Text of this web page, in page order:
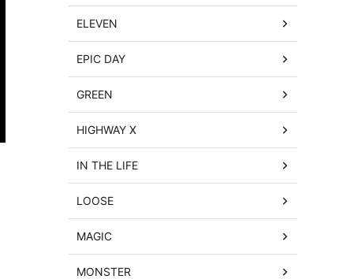
ELEVEN
EPIC DAY
GREEN
HIGHWAY X
IN THE LIFE
LOOSE
MAGIC
MONSTER